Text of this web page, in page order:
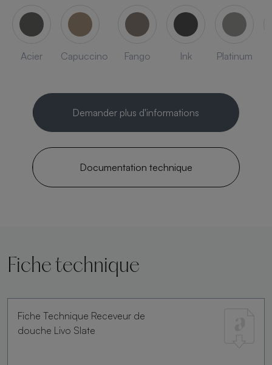
Acier Capuccino Fango Ink Platinum
Demander plus d'informations
Documentation technique
Fiche technique
Fiche Technique Receveur de
douche Livo Slate